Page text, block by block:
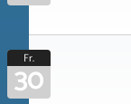
Fr.
30